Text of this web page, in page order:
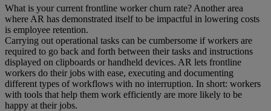
What is your current frontline worker churn rate? Another area
where AR has demonstrated itself to be impactful in lowering costs
is employee retention.
Carrying out operational tasks can be cumbersome if workers are
required to go back and forth between their tasks and instructions
displayed on clipboards or handheld devices. AR lets frontline
workers do their jobs with ease, executing and documenting
different types of workflows with no interruption. In short: workers
with tools that help them work efficiently are more likely to be
happy at their jobs.